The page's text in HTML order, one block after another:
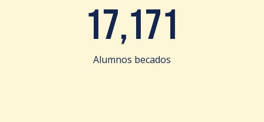
17,171
Alumnos becados